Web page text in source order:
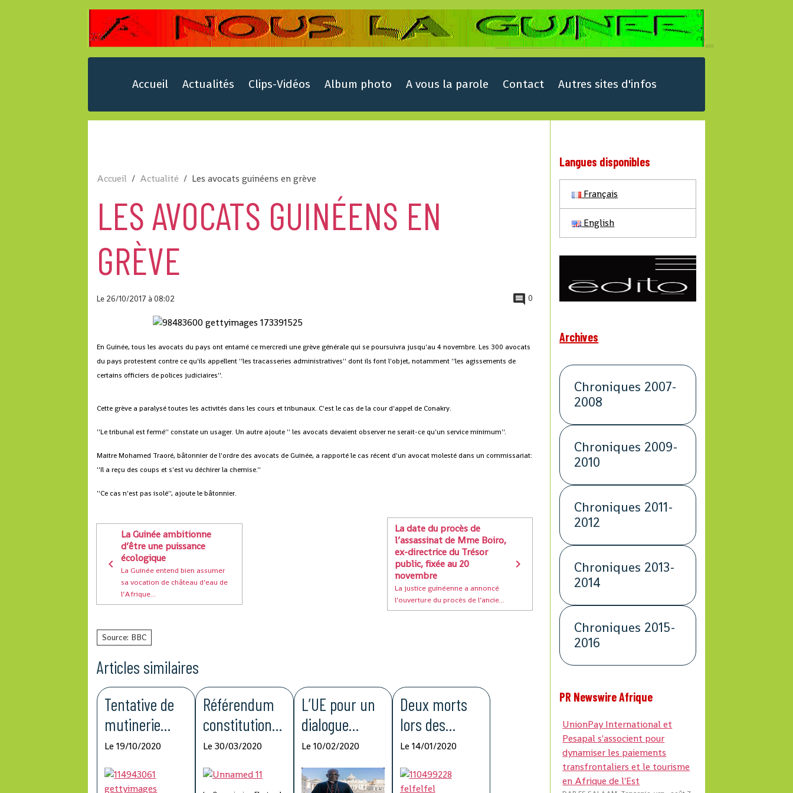
Accueil Actualités Clips-Vidéos Album photo A vous la parole Contact Autres sites d'infos
Accueil Actualité Les avocats guinéens en grève
LES AVOCATS GUINÉENS EN
GRÈVE
Le 26/10/2017à 08:02 0
En Guinée, tous les avocats du pays ont entamé ce mercredi une grève générale qui se poursuivra jusqu'au 4 novembre.Les 300 avocats
du pays protestent contre ce qu'ils appellent ''les tracasseries administratives'' dont ils font l'objet, notamment ''les agissements de
certains officiers de polices judiciaires''.
Cette grève a paralysé toutes les activités dans les cours et tribunaux.C'est le cas de la cour d'appel de Conakry.
''Le tribunal est fermé'' constate un usager. Un autre ajoute '' les avocats devaient observer ne serait-ce qu'un service minimum''.
Maitre Mohamed Traoré, bâtonnier de l'ordre des avocats de Guinée, a rapporté le cas récent d'un avocat molesté dans un commissariat:
''Il a reçu des coups et s'est vu déchirer la chemise.''
''Ce cas n'est pas isolé'', ajoute le bâtonnier.
La Guinée ambitionne
d’être une puissance
écologique
La Guinée entend bien assumer
sa vocation de château d’eau de
l’Afrique...
La date du procès de
l’assassinat de Mme Boiro,
ex-directrice du Trésor
public, fixée au 20
novembre
La justice guinéenne a annoncé
l’ouverture du procès de l’ancie...
Source: BBC
Articles similaires
Tentative de
mutinerie
dans le camp
de Kindia en
Guinée
Le 19/10/2020
Référendum
constitutionn
el en Guinée,
le ''Oui''
l'emporte
Le 30/03/2020
L’UE pour un
dialogue
"inclusif" en
Guinée
Le 10/02/2020
Deux morts
lors des
manifestation
s du FNDC en
Guinée
Le 14/01/2020
Langues disponibles
Français
English
Archives
Chroniques 2007-
2008
Chroniques 2009-
2010
Chroniques 2011-
2012
Chroniques 2013-
2014
Chroniques 2015-
2016
PR Newswire Afrique
UnionPay International et
Pesapal s'associent pour
dynamiser les paiements
transfrontaliers et le tourisme
en Afrique de l'Est